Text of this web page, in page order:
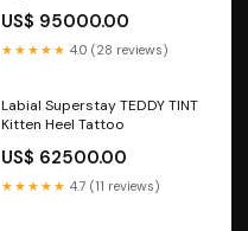
US$ 95000.00
★★★★★ 4.0 (28 reviews)
Labial Superstay TEDDY TINT
Kitten Heel Tattoo
US$ 62500.00
★★★★★ 4.7 (11 reviews)